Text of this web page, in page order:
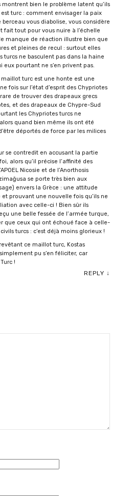
montrent bien le problème latent qu’ils
turc : comment envisager la paix
vous diabolise, vous considère
fait tout pour vous nuire à l’échelle
manque de réaction illustre bien que
et pleines de recul : surtout elles
turcs ne basculent pas dans la haine
eux pourtant ne s’en privent pas.
turc est une honte est une
fois sur l’état d’esprit des Chypriotes
de trouver des drapeaux grecs
et des drapeaux de Chypre-Sud
les Chypriotes turcs ne
quand bien même ils ont été
déportés de force par les milices
se contredit en accusant la partie
alors qu’il précise l’affinité des
Nicosie et de l’Anorthosis
se porte très bien aux
envers la Grèce : une attitude
prouvant une nouvelle fois qu’ils ne
avec celle-ci ! Bien sûr ils
une belle fessée de l’armée turque,
que ceux qui ont échoué face à celle-
turcs : c’est déjà moins glorieux !
revêtant ce maillot turc, Kostas
pu s’en féliciter, car
!
REPLY ↓